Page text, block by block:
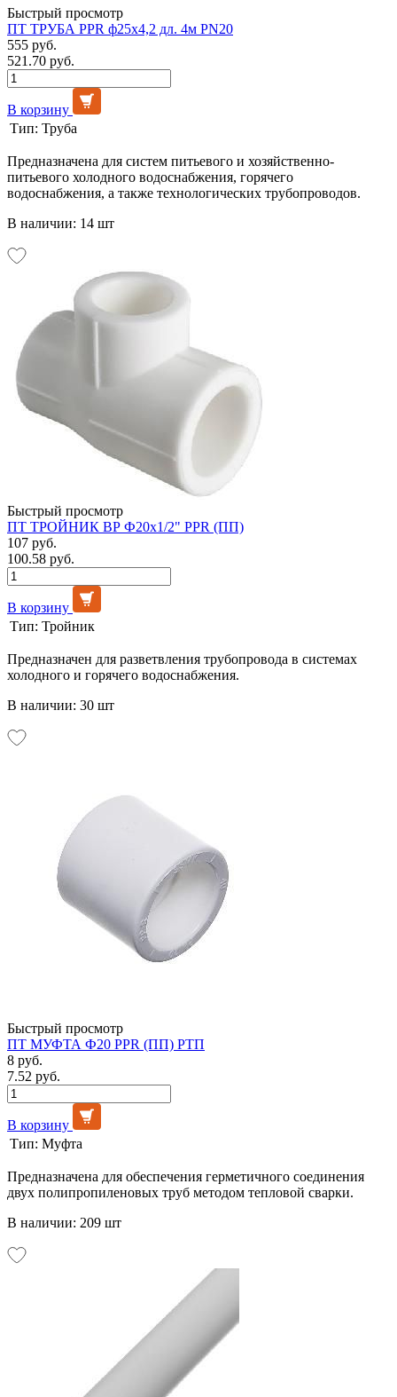
Быстрый просмотр
ПТ ТРУБА PPR ф25х4,2 дл. 4м PN20
555 руб.
521.70 руб.
В корзину
Тип: Труба
Предназначена для систем питьевого и хозяйственно-
питьевого холодного водоснабжения, горячего
водоснабжения, а также технологических трубопроводов.
В наличии: 14 шт
Быстрый просмотр
ПТ ТРОЙНИК ВР Ф20х1/2" PPR (ПП)
107 руб.
100.58 руб.
В корзину
Тип: Тройник
Предназначен для разветвления трубопровода в системах
холодного и горячего водоснабжения.
В наличии: 30 шт
Быстрый просмотр
ПТ МУФТА Ф20 PPR (ПП) РТП
8 руб.
7.52 руб.
В корзину
Тип: Муфта
Предназначена для обеспечения герметичного соединения
двух полипропиленовых труб методом тепловой сварки.
В наличии: 209 шт